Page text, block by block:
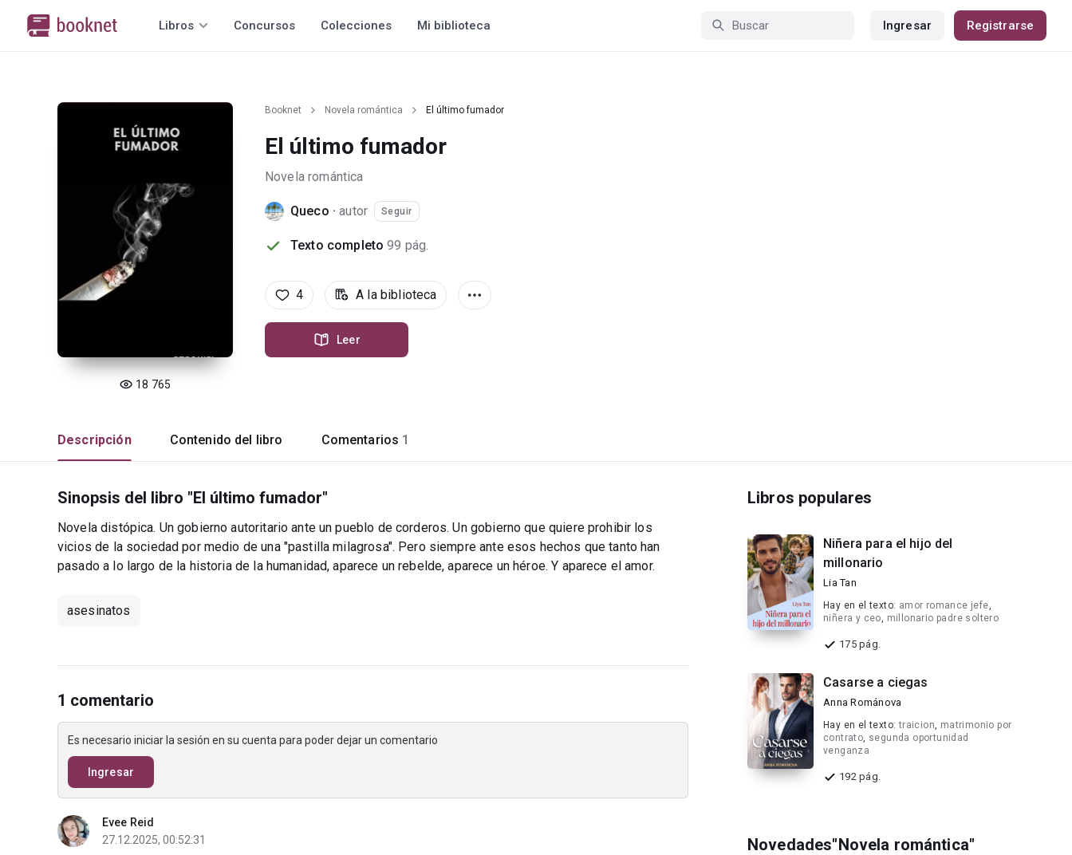
Libros Concursos Colecciones Mi biblioteca Ingresar Registrarse
18 765
Booknet Novela romántica El último fumador
El último fumador
Novela romántica
Queco ·autor Seguir
Texto completo 99 pág.
4 A la biblioteca
Leer
Descripción Contenido del libro Comentarios 1
Sinopsis del libro "El último fumador"
Novela distópica. Un gobierno autoritario ante un pueblo de corderos. Un gobierno que quiere prohibir los
vicios de la sociedad por medio de una "pastilla milagrosa". Pero siempre ante esos hechos que tanto han
pasado a lo largo de la historia de la humanidad, aparece un rebelde, aparece un héroe. Y aparece el amor.
asesinatos
1 comentario
Es necesario iniciar la sesión en su cuenta para poder dejar un comentario
Ingresar
Evee Reid
27.12.2025, 00:52:31
Libros populares
Niñera para el hijo del
millonario
Lia Tan
Hay en el texto: amor romance jefe,
niñera y ceo, millonario padre soltero
175 pág.
Casarse a ciegas
Anna Románova
Hay en el texto:traicion, matrimonio por
contrato, segunda oportunidad
venganza
192 pág.
Novedades"Novela romántica"